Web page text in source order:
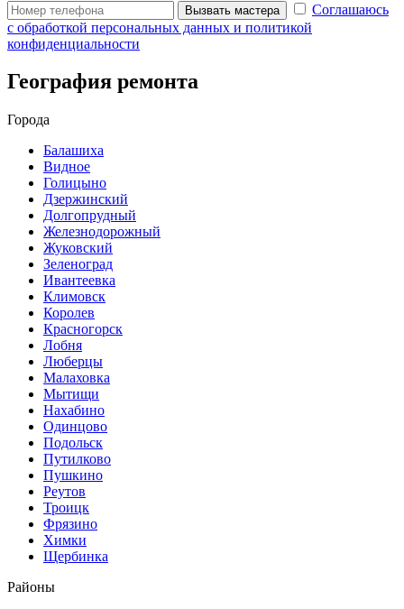
Вызвать мастера
Соглашаюсь
с обработкой персональных данных и политикой
конфиденциальности
География ремонта
Города
Балашиха
Видное
Голицыно
Дзержинский
Долгопрудный
Железнодорожный
Жуковский
Зеленоград
Ивантеевка
Климовск
Королев
Красногорск
Лобня
Люберцы
Малаховка
Мытищи
Нахабино
Одинцово
Подольск
Путилково
Пушкино
Реутов
Троицк
Фрязино
Химки
Щербинка
Районы